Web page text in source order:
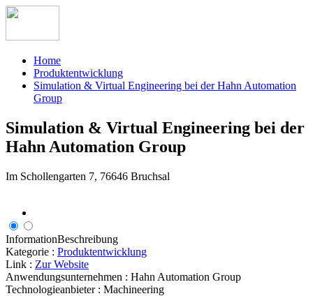
Home
Produktentwicklung
Simulation & Virtual Engineering bei der Hahn Automation
Group
Simulation & Virtual Engineering bei der
Hahn Automation Group
Im Schollengarten 7, 76646 Bruchsal
InformationBeschreibung
Kategorie : Produktentwicklung
Link : Zur Website
Anwendungsunternehmen : Hahn Automation Group
Technologieanbieter : Machineering